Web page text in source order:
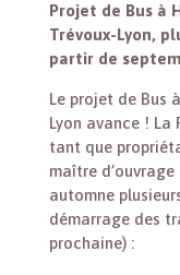
Projet de Bus à
Trévoux-Lyon,
partir de
Le projet de Bus
Lyon avance ! La
tant que
maître
automne
démarrage des
prochaine) :